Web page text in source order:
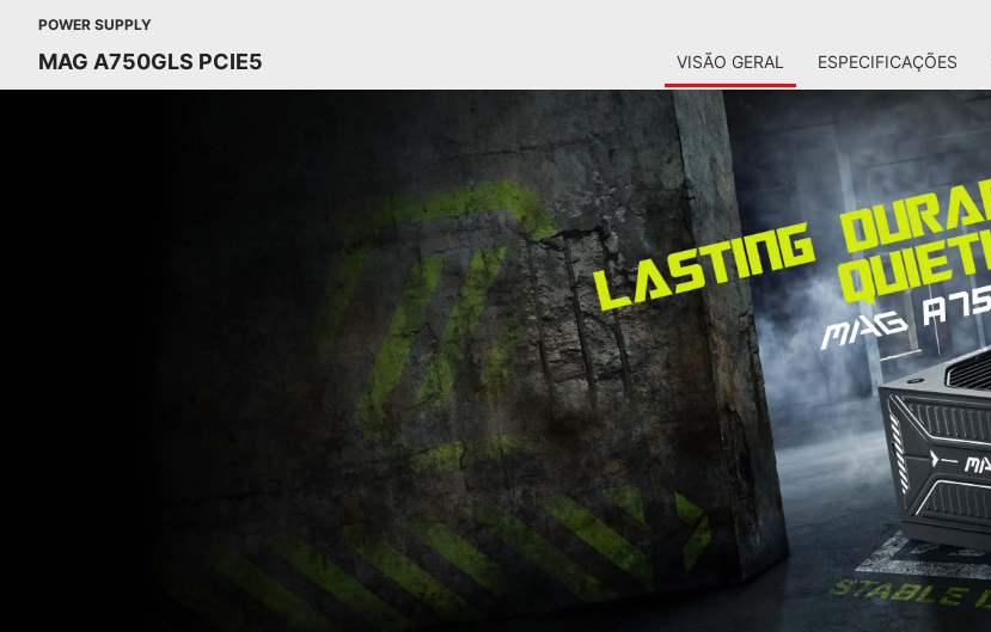
POWER SUPPLY
MAG A750GLS PCIE5 VISÃO GERAL ESPECIFICAÇÕES